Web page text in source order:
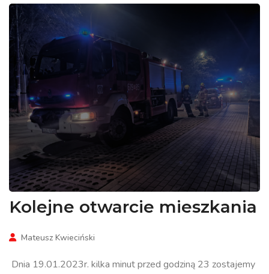
Kolejne otwarcie mieszkania
Mateusz Kwieciński
Dnia 19.01.2023r. kilka minut przed godziną 23 zostajemy